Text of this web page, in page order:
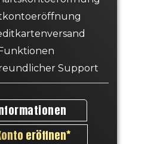
Support
eröffnen